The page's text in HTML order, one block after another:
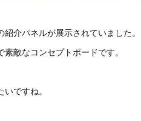
介パネルが展示されていました。
敵なコンセプトボードです。
ですね。